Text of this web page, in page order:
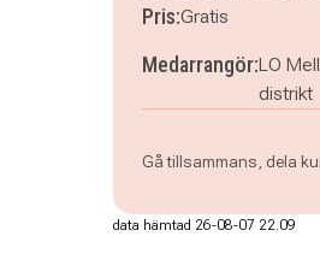
Pris:Gratis
Medarrangör:LO
distrikt
Gå tillsammans, dela
data hämtad 26-08-07 22.09